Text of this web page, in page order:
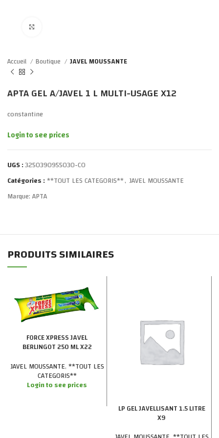
Accueil Boutique JAVEL MOUSSANTE
APTA GEL A/JAVEL 1 L MULTI-USAGE X12
constantine
Login to see prices
UGS :3250390955030-CO
Catégories :**TOUT LES CATEGORIS**, JAVEL MOUSSANTE
Marque:APTA
PRODUITS SIMILAIRES
FORCE XPRESS JAVEL
BERLINGOT 250 ML X22
JAVEL MOUSSANTE,**TOUT LES
CATEGORIS**
Login to see prices
LP GEL JAVELLISANT 1.5 LITRE
X9